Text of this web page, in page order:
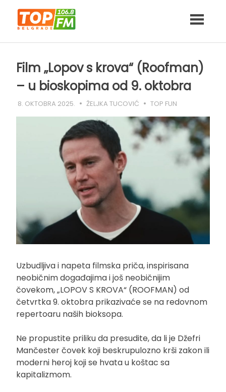
content
Film „Lopov s krova“ (Roofman)
– u bioskopima od 9. oktobra
8. OKTOBRA 2025. ŽELJKA TUCOVIĆ TOP FUN
Uzbudljiva i napeta filmska priča, inspirisana
neobičnim događajima i još neobičnijim
čovekom, „LOPOV S KROVA“ (ROOFMAN) od
četvrtka 9. oktobra prikazivaće se na redovnom
repertoaru naših bioksopa.
Ne propustite priliku da presudite, da li je Džefri
Mančester čovek koji beskrupulozno krši zakon ili
moderni heroj koji se hvata u koštac sa
kapitalizmom.